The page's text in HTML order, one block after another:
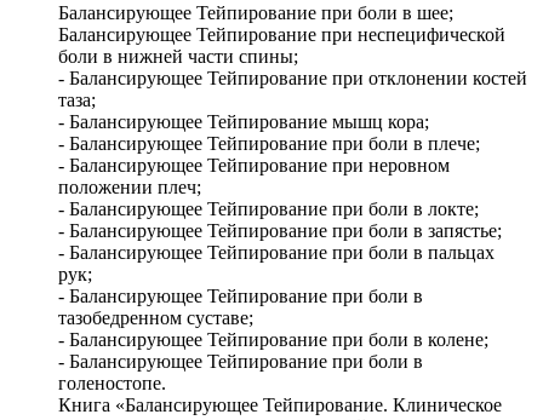
Балансирующее Тейпирование при боли в шее;
Балансирующее Тейпирование при неспецифической
боли в нижней части спины;
- Балансирующее Тейпирование при отклонении костей
таза;
- Балансирующее Тейпирование мышц кора;
- Балансирующее Тейпирование при боли в плече;
- Балансирующее Тейпирование при неровном
положении плеч;
- Балансирующее Тейпирование при боли в локте;
- Балансирующее Тейпирование при боли в запястье;
- Балансирующее Тейпирование при боли в пальцах
рук;
- Балансирующее Тейпирование при боли в
тазобедренном суставе;
- Балансирующее Тейпирование при боли в колене;
- Балансирующее Тейпирование при боли в
голеностопе.
Книга «Балансирующее Тейпирование. Клиническое